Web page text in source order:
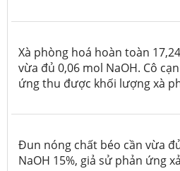
Xà phòng hoá hoàn toàn
vừa đủ 0,06 mol NaOH. Cô
ứng thu được khối lượng xà
Đun nóng chất béo cần vừa
NaOH 15%, giả sử phản ứng